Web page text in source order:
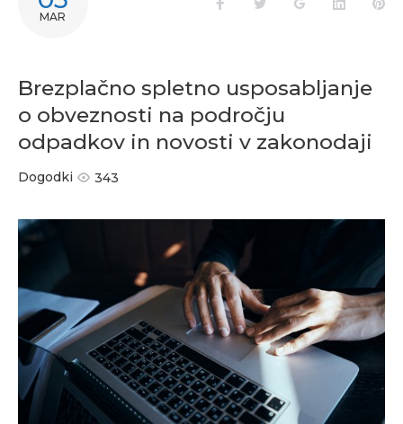
MAR
FacebookTwitter Google+LinkedIn
Brezplačno spletno usposabljanje
o obveznosti na področju
odpadkov in novosti v zakonodaji
Dogodki 343